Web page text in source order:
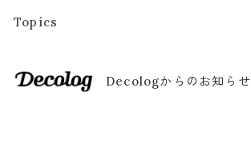
Topics
Decologからのお知らせ